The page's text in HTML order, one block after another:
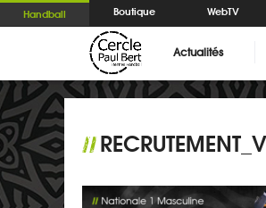
Handball Boutique WebTV
Actualités
//